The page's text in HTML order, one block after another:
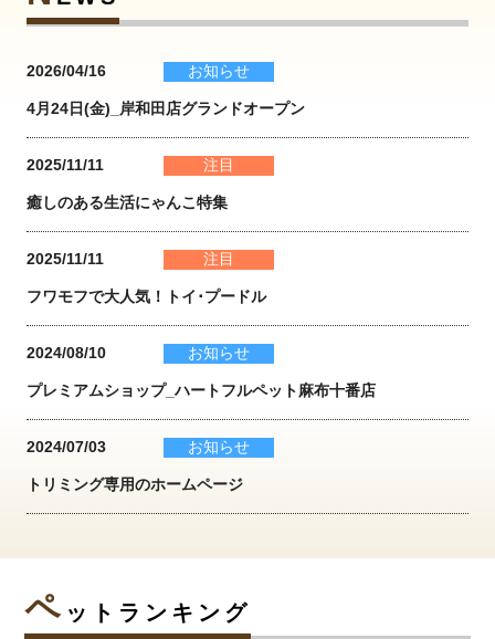
2026/04/16 お知らせ
4月24日(金)_岸和田店グランドオープン
2025/11/11 注目
癒しのある生活にゃんこ特集
2025/11/11 注目
フワモフで大人気！トイ･プードル
2024/08/10 お知らせ
プレミアムショップ_ハートフルペット麻布十番店
2024/07/03 お知らせ
トリミング専用のホームページ
ペ ットランキング